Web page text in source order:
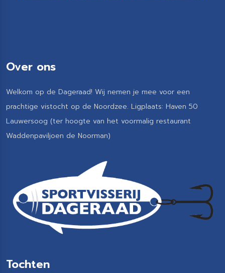
Over ons
Welkom op de Dageraad! Wij nemen je mee voor een
prachtige vistocht op de Noordzee. Ligplaats: Haven 50
Lauwersoog (ter hoogte van het voormalig restaurant
Waddenpaviljoen de Noorman)
Tochten